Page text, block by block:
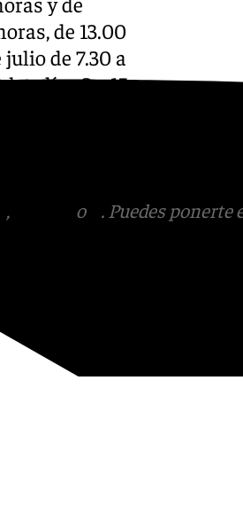
de 13.00
julio de 7.30 a
los días 3 y 15
a 22.00
y de
, o
. Puedes